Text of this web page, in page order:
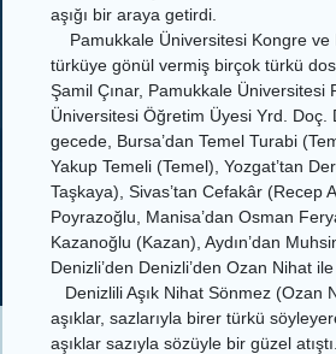
aşığı bir araya getirdi.
Pamukkale Üniversitesi Kongre ve
türküye gönül vermiş birçok türkü
Şamil Çınar, Pamukkale Üniversitesi
Üniversitesi Öğretim Üyesi Yrd. Doç.
gecede, Bursa’dan Temel Turabi
Yakup Temeli (Temel), Yozgat’tan
Taşkaya), Sivas’tan Cefakâr (Recep
Poyrazoğlu, Manisa’dan Osman
Kazanoğlu (Kazan), Aydın’dan
Denizli’den Denizli’den Ozan Nihat
Denizlili Aşık Nihat Sönmez (Ozan
aşıklar, sazlarıyla birer türkü
aşıklar sazıyla sözüyle bir güzel atıştı.